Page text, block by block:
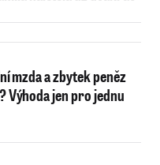
mzda a zbytek peněz
Výhoda jen pro jednu